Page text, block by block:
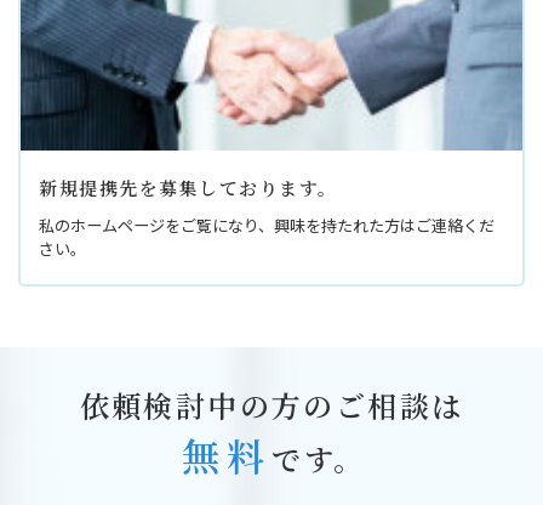
新規提携先を募集しております。
私のホームページをご覧になり、興味を持たれた方はご連絡くだ
さい。
依頼検討中の方のご相談は
無料 です。